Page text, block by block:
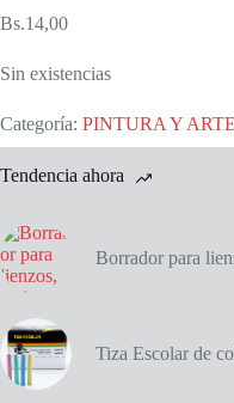
Bs.14,00
Sin existencias
Categoría: PINTURA Y ARTE
Tendencia ahora
Borrador para
Tiza Escolar de